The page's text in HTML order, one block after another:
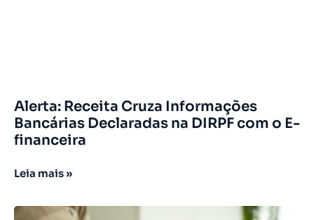
Alerta: Receita Cruza Informações
Bancárias Declaradas na DIRPF com o E-
financeira
Leia mais »